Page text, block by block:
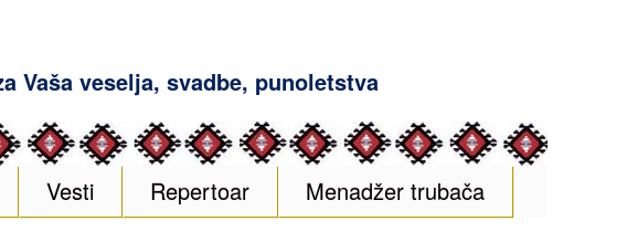
Vaša veselja, svadbe, punoletstva
Vesti Repertoar Menadžer trubača